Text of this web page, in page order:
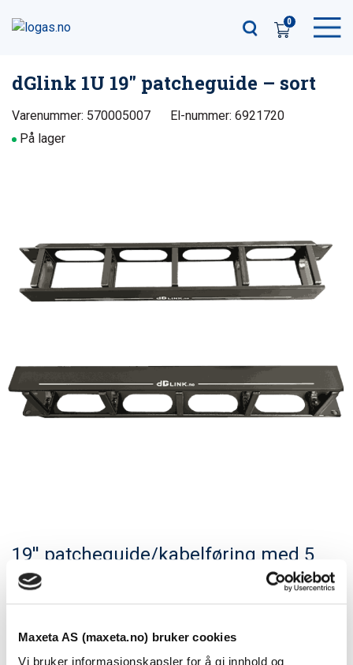
Maxeta AS (maxeta.no) bruker cookies
Vi bruker informasjonskapsler for å gi innhold og
0
19'' patcheguide/kabelføring med 5
førings bøyler og lokk
dGlink 19″ patcheguide med 5 føringsbøyler i plast med
dGlink 1U 19″ patcheguide – sort
Varenummer: 570005007
El-nummer: 6921720
På lager